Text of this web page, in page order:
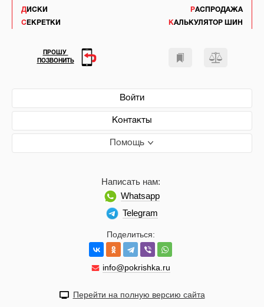
ДИСКИ
СЕКРЕТКИ
РАСПРОДАЖА
КАЛЬКУЛЯТОР ШИН
Войти
Контакты
Помощь
Поделиться:
info@pokrishka.ru
Написать нам:
Whatsapp
Telegram
ПРОШУ
ПОЗВОНИТЬ
Перейти на полную версию сайта